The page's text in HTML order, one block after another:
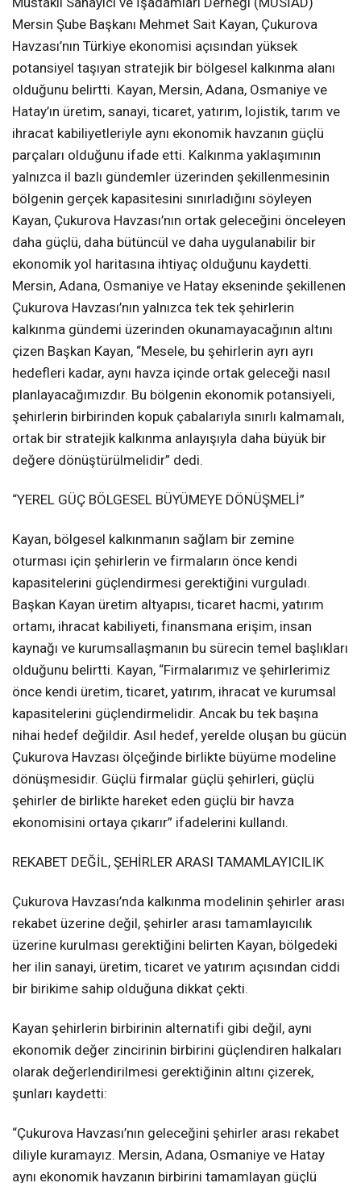
Mersin Şube Başkanı Mehmet Sait Kayan, Çukurova
Havzası’nın Türkiye ekonomisi açısından yüksek
potansiyel taşıyan stratejik bir bölgesel kalkınma alanı
olduğunu belirtti. Kayan, Mersin, Adana, Osmaniye ve
Hatay’ın üretim, sanayi, ticaret, yatırım, lojistik, tarım ve
ihracat kabiliyetleriyle aynı ekonomik havzanın güçlü
parçaları olduğunu ifade etti. Kalkınma yaklaşımının
yalnızca il bazlı gündemler üzerinden şekillenmesinin
bölgenin gerçek kapasitesini sınırladığını söyleyen
Kayan, Çukurova Havzası’nın ortak geleceğini önceleyen
daha güçlü, daha bütüncül ve daha uygulanabilir bir
ekonomik yol haritasına ihtiyaç olduğunu kaydetti.
Mersin, Adana, Osmaniye ve Hatay ekseninde şekillenen
Çukurova Havzası’nın yalnızca tek tek şehirlerin
kalkınma gündemi üzerinden okunamayacağının altını
çizen Başkan Kayan, “Mesele, bu şehirlerin ayrı ayrı
hedefleri kadar, aynı havza içinde ortak geleceği nasıl
planlayacağımızdır. Bu bölgenin ekonomik potansiyeli,
şehirlerin birbirinden kopuk çabalarıyla sınırlı kalmamalı,
ortak bir stratejik kalkınma anlayışıyla daha büyük bir
değere dönüştürülmelidir” dedi.
“YEREL GÜÇ BÖLGESEL BÜYÜMEYE DÖNÜŞMELİ”
Kayan, bölgesel kalkınmanın sağlam bir zemine
oturması için şehirlerin ve firmaların önce kendi
kapasitelerini güçlendirmesi gerektiğini vurguladı.
Başkan Kayan üretim altyapısı, ticaret hacmi, yatırım
ortamı, ihracat kabiliyeti, finansmana erişim, insan
kaynağı ve kurumsallaşmanın bu sürecin temel başlıkları
olduğunu belirtti. Kayan, “Firmalarımız ve şehirlerimiz
önce kendi üretim, ticaret, yatırım, ihracat ve kurumsal
kapasitelerini güçlendirmelidir. Ancak bu tek başına
nihai hedef değildir. Asıl hedef, yerelde oluşan bu gücün
Çukurova Havzası ölçeğinde birlikte büyüme modeline
dönüşmesidir. Güçlü firmalar güçlü şehirleri, güçlü
şehirler de birlikte hareket eden güçlü bir havza
ekonomisini ortaya çıkarır” ifadelerini kullandı.
REKABET DEĞİL, ŞEHİRLER ARASI TAMAMLAYICILIK
Çukurova Havzası’nda kalkınma modelinin şehirler arası
rekabet üzerine değil, şehirler arası tamamlayıcılık
üzerine kurulması gerektiğini belirten Kayan, bölgedeki
her ilin sanayi, üretim, ticaret ve yatırım açısından ciddi
bir birikime sahip olduğuna dikkat çekti.
Kayan şehirlerin birbirinin alternatifi gibi değil, aynı
ekonomik değer zincirinin birbirini güçlendiren halkaları
olarak değerlendirilmesi gerektiğinin altını çizerek,
şunları kaydetti:
“Çukurova Havzası’nın geleceğini şehirler arası rekabet
diliyle kuramayız. Mersin, Adana, Osmaniye ve Hatay
aynı ekonomik havzanın birbirini tamamlayan güçlü